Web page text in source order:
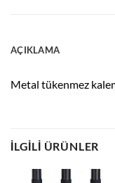
AÇIKLAMA
Metal tükenmez
İLGILI ÜRÜNLER